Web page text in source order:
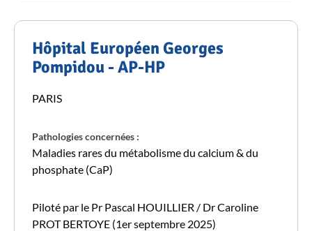
Hôpital Européen Georges
Pompidou - AP-HP
PARIS
Pathologies concernées :
Maladies rares du métabolisme du calcium & du
phosphate (CaP)
Piloté par le Pr Pascal HOUILLIER / Dr Caroline
PROT BERTOYE (1er septembre 2025)